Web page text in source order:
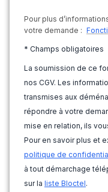
Pour plus
votre demande :
* Champs obligatoires
La soumission de ce
nos CGV. Les
transmises aux
répondre à votre
mise en relation, ils
Pour en savoir plus et
politique de
à tout démarchage
sur la liste Bloctel.